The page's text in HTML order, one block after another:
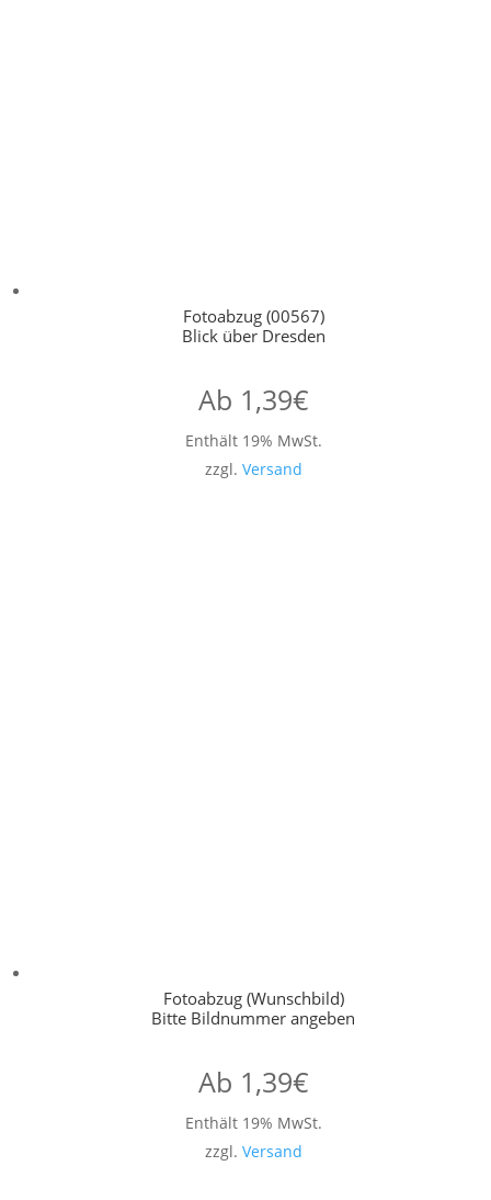
Fotoabzug (00567)
Blick über Dresden
Ab 1,39€
Enthält 19% MwSt.
zzgl. Versand
Fotoabzug (Wunschbild)
Bitte Bildnummer angeben
Ab 1,39€
Enthält 19% MwSt.
zzgl. Versand